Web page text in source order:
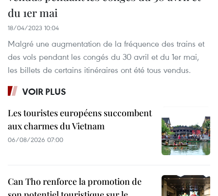
du 1er mai
18/04/2023 10:04
Malgré une augmentation de la fréquence des trains et
des vols pendant les congés du 30 avril et du 1er mai,
les billets de certains itinéraires ont été tous vendus.
VOIR PLUS
Les touristes européens succombent
aux charmes du Vietnam
06/08/2026 07:00
Can Tho renforce la promotion de